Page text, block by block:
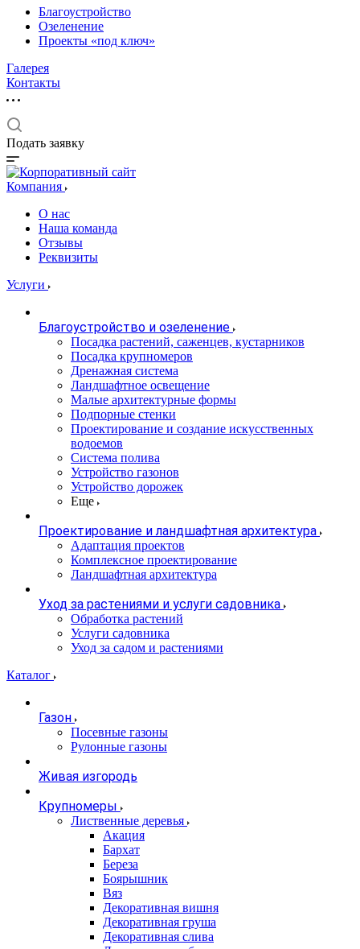
Благоустройство
Озеленение
Проекты «под ключ»
Галерея
Контакты
Подать заявку
Компания
О нас
Наша команда
Отзывы
Реквизиты
Услуги
Благоустройство и озеленение
Посадка растений, саженцев, кустарников
Посадка крупномеров
Дренажная система
Ландшафтное освещение
Малые архитектурные формы
Подпорные стенки
Проектирование и создание искусственных
водоемов
Система полива
Устройство газонов
Устройство дорожек
Еще
Проектирование и ландшафтная архитектура
Адаптация проектов
Комплексное проектирование
Ландшафтная архитектура
Уход за растениями и услуги садовника
Обработка растений
Услуги садовника
Уход за садом и растениями
Каталог
Газон
Посевные газоны
Рулонные газоны
Живая изгородь
Крупномеры
Лиственные деревья
Акация
Бархат
Береза
Боярышник
Вяз
Декоративная вишня
Декоративная груша
Декоративная слива